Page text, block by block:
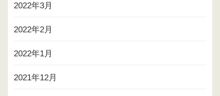
2022年3月
2022年2月
2022年1月
2021年12月